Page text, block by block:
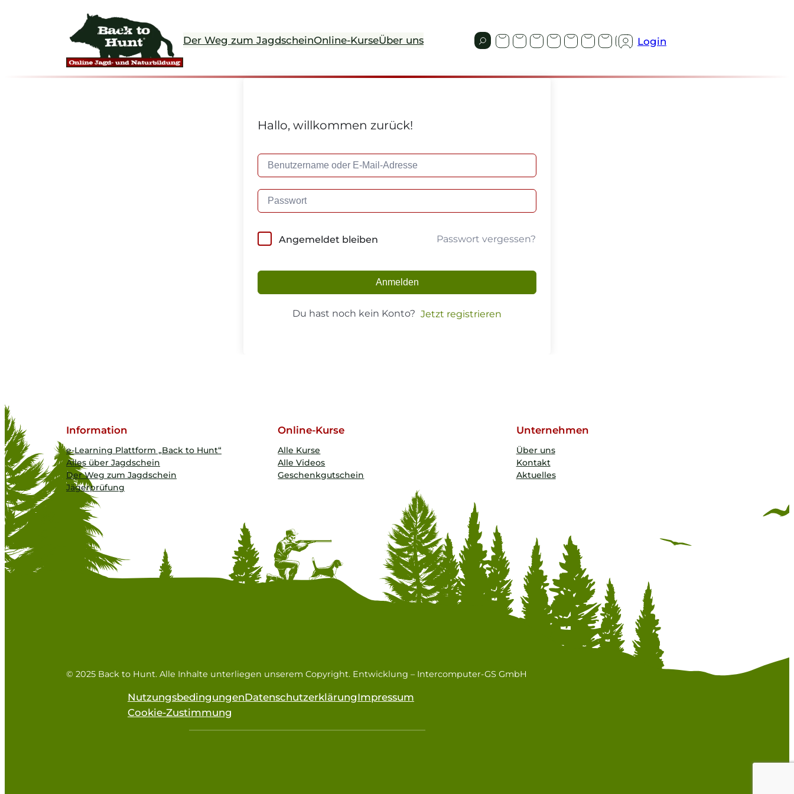
Der Weg zum JagdscheinOnline-KurseÜber uns Login
Hallo, willkommen zurück!
Angemeldet bleiben Passwort vergessen?
Anmelden
Du hast noch kein Konto? Jetzt registrieren
Information
e-Learning Plattform „Back to Hunt“
Alles über Jagdschein
Der Weg zum Jagdschein
Jägerprüfung
Online-Kurse
Alle Kurse
Alle Videos
Geschenkgutschein
Unternehmen
Über uns
Kontakt
Aktuelles
© 2025 Back to Hunt. Alle Inhalte unterliegen unserem Copyright. Entwicklung – Intercomputer-GS GmbH
NutzungsbedingungenDatenschutzerklärungImpressum
Cookie-Zustimmung